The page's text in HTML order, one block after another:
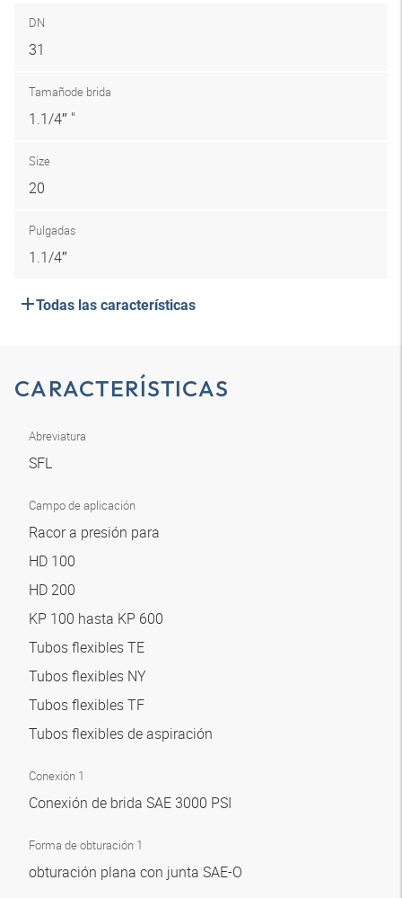
DN
31
Tamañode brida
1.1/4″ "
Size
20
Pulgadas
1.1/4″
Todas las características
CARACTERÍSTICAS
Abreviatura
SFL
Campo de aplicación
Racor a presión para
HD 100
HD 200
KP 100 hasta KP 600
Tubos flexibles TE
Tubos flexibles NY
Tubos flexibles TF
Tubos flexibles de aspiración
Conexión 1
Conexión de brida SAE 3000 PSI
Forma de obturación 1
obturación plana con junta SAE-O